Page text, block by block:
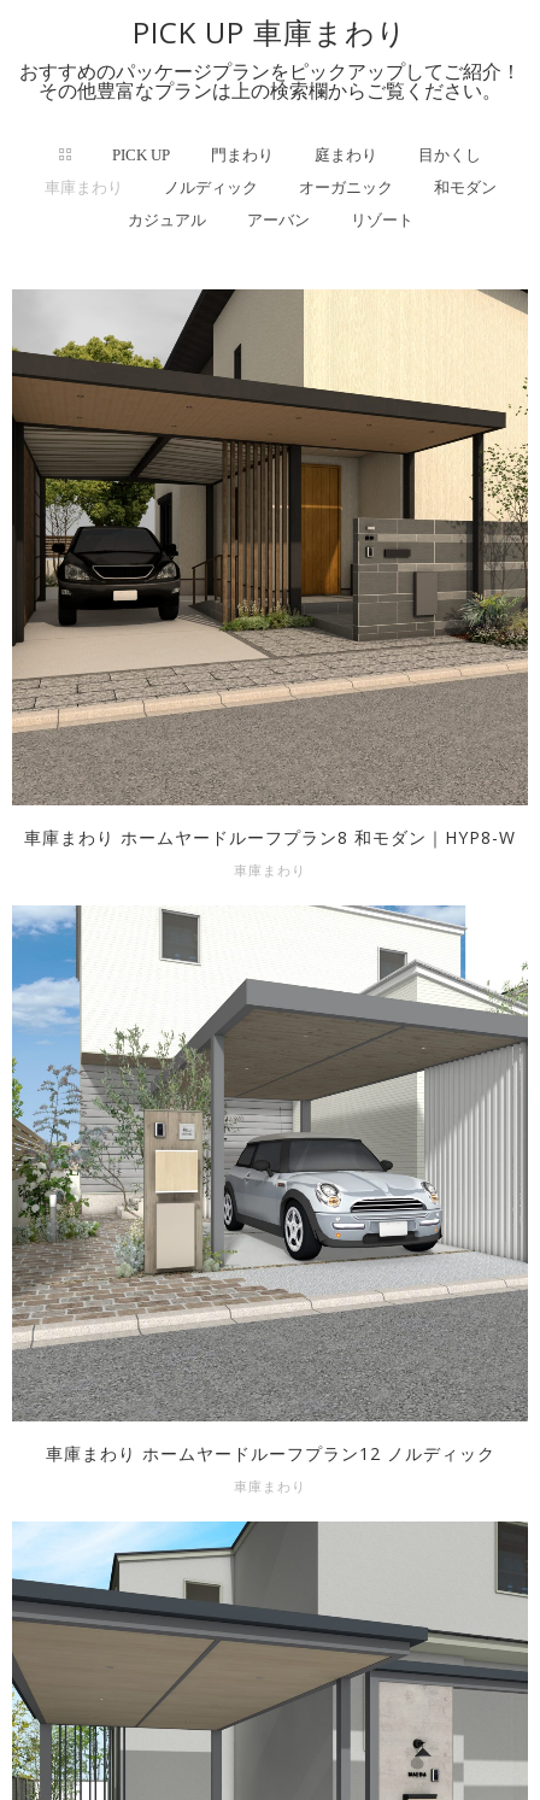
PICK UP 車庫まわり
おすすめのパッケージプランをピックアップしてご紹介！
その他豊富なプランは上の検索欄からご覧ください。
PICK UP 門まわり 庭まわり
目かくし
車庫まわり
ノルディック オーガニック
和モダン
カジュアル
アーバン リゾート
車庫まわり ホームヤードルーフプラン8 和モダン｜HYP8-W
車庫まわり
車庫まわり ホームヤードルーフプラン12 ノルディック
車庫まわり